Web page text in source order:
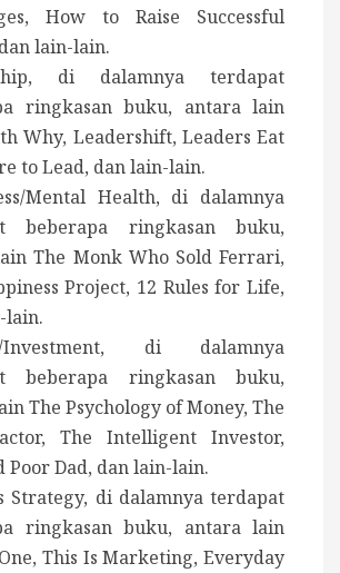
How to Raise Successful
lain-lain.
di dalamnya terdapat
ringkasan buku, antara lain
Why, Leadershift, Leaders Eat
to Lead, dan lain-lain.
Mental Health, di dalamnya
beberapa ringkasan buku,
The Monk Who Sold Ferrari,
Project, 12 Rules for Life,
lain.
Investment, di dalamnya
beberapa ringkasan buku,
The Psychology of Money, The
The Intelligent Investor,
Poor Dad, dan lain-lain.
Strategy, di dalamnya terdapat
ringkasan buku, antara lain
This Is Marketing, Everyday